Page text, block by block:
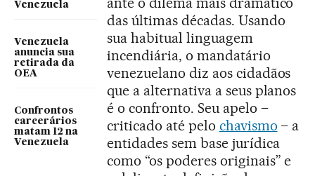
Venezuela
Venezuela
anuncia sua
retirada da
OEA
Confrontos
carcerários
matam 12 na
Venezuela
das últimas décadas. Usando
sua habitual linguagem
incendiária, o mandatário
venezuelano diz aos cidadãos
que a alternativa a seus planos
é o confronto. Seu apelo –
criticado até pelo chavismo – a
entidades sem base jurídica
como “os poderes originais” e